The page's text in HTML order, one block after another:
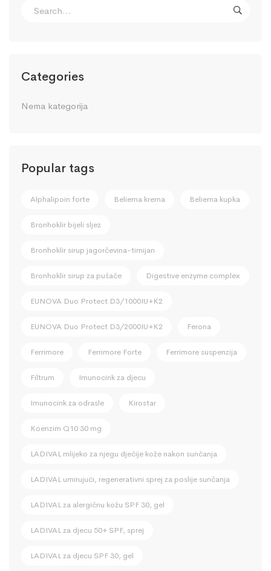
Categories
Nema kategorija
Popular tags
Alphalipoin forte Beliema krema Beliema kupka
Bronhoklir bijeli sljez
Bronhoklir sirup jagorčevina-timijan
Bronhoklir sirup za pušače Digestive enzyme complex
EUNOVA Duo Protect D3/1000IU+K2
EUNOVA Duo Protect D3/2000IU+K2 Ferona
Ferrimore Ferrimore Forte Ferrimore suspenzija
Filtrum Imunocink za djecu
Imunocink za odrasle Kirostar
Koenzim Q10 30 mg
LADIVAL mlijeko za njegu dječije kože nakon sunčanja
LADIVAL umirujući, regenerativni sprej za poslije sunčanja
LADIVAL za alergičnu kožu SPF 30, gel
LADIVAL za djecu 50+ SPF, sprej
LADIVAL za djecu SPF 30, gel